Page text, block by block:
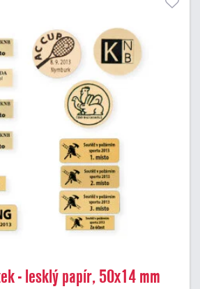
- lesklý papír, 50x14 mm